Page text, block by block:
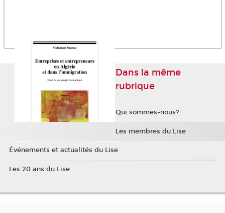
Dans la même
rubrique
Qui sommes-nous?
Les membres du Lise
Événements et actualités du Lise
Les 20 ans du Lise